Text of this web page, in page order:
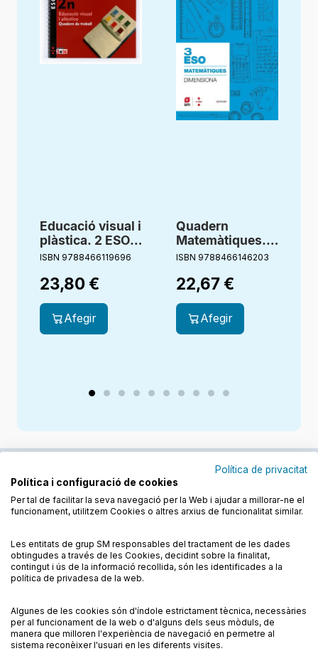
Educació visual i
plàstica. 2 ESO.
Projecte 3.16.
treball
ISBN 9788466119696
23,80 €
Afegir
Quadern
Matemàtiques. 3
ESO.
Construïm
ISBN 9788466146203
22,67€
Afegir
Condicions de compra
Condicions d’ús
Política de cookies
Política de privadesa
FAQs
Contacte
Política de privacitat
Política i configuració de cookies
Per tal de facilitar la seva navegació per la Web i ajudar a millorar-ne el
funcionament, utilitzem Cookies o altres arxius de funcionalitat similar.
Les entitats de grup SM responsables del tractament de les dades
obtingudes a través de les Cookies, decidint sobre la finalitat,
contingut i ús de la informació recollida, són les identificades a la
política de privadesa de la web.
Algunes de les cookies són d'índole estrictament tècnica, necessàries
per al funcionament de la web o d'alguns dels seus mòduls, de
manera que milloren l'experiència de navegació en permetre al
sistema reconèixer l'usuari en les diferents visites.